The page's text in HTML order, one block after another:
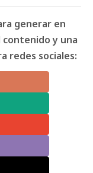
generar en
contenido y una
redes sociales: